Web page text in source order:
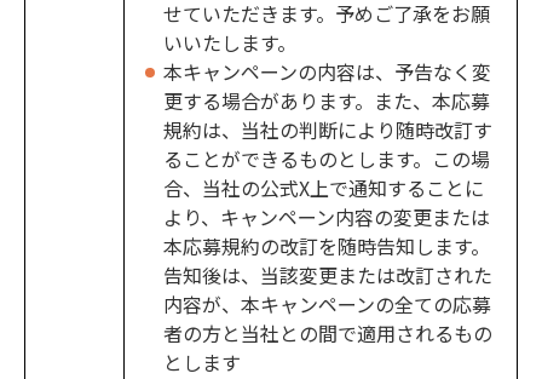
せていただきます。予めご了承をお願
いいたします。
本キャンペーンの内容は、予告なく変
更する場合があります。また、本応募
規約は、当社の判断により随時改訂す
ることができるものとします。この場
合、当社の公式X上で通知することに
より、キャンペーン内容の変更または
本応募規約の改訂を随時告知します。
告知後は、当該変更または改訂された
内容が、本キャンペーンの全ての応募
者の方と当社との間で適用されるもの
とします